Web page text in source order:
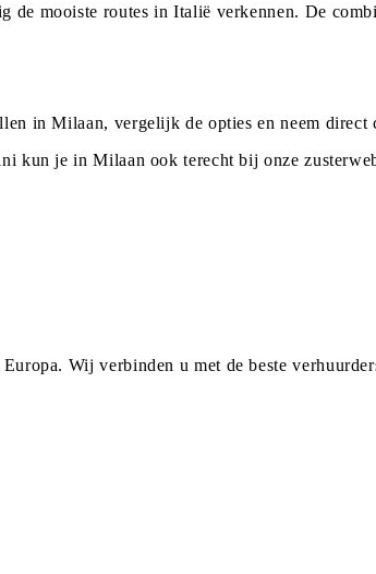
mooiste routes in Italië verkennen. De
in Milaan, vergelijk de opties en neem direct
kun je in Milaan ook terecht bij onze
Wij verbinden u met de beste